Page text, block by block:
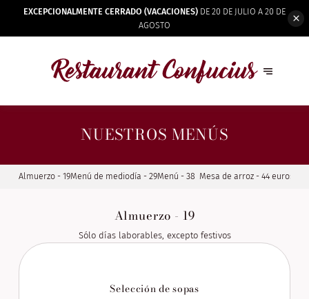
EXCEPCIONALMENTE CERRADO (VACACIONES) DE 20 DE JULIO A 20 DE
AGOSTO
NUESTROS MENÚS
Almuerzo - 19Menú de mediodía - 29Menú - 38 Mesa de arroz - 44 euros
Almuerzo - 19
Sólo días laborables, excepto festivos
Selección de sopas